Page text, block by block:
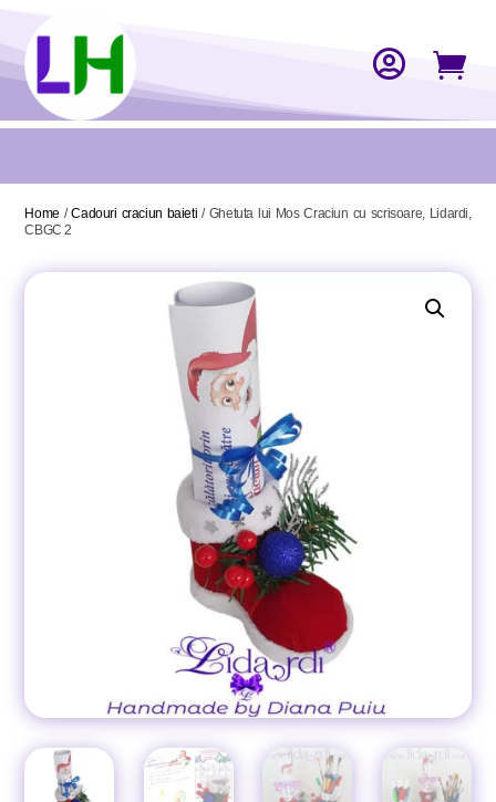
 
Home /Cadouri craciun baieti / Ghetuta lui Mos Craciun cu scrisoare, Lidardi,
CBGC 2